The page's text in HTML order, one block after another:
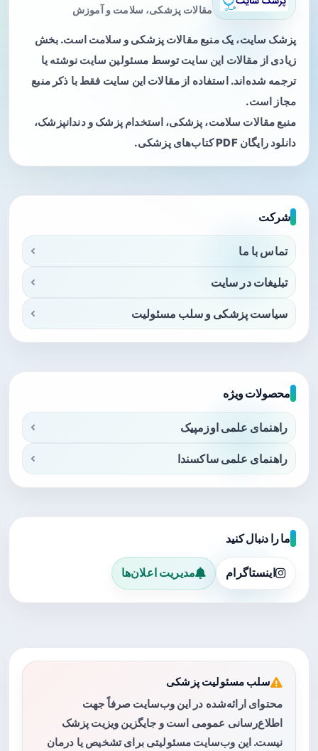
مقالات پزشکی، سلامت و آموزش
پزشک سایت، یک منبع مقالات پزشکی و سلامت است. بخش
زیادی از مقالات این سایت توسط مسئولین سایت نوشته یا
ترجمه شده‌اند. استفاده از مقالات این سایت فقط با ذکر منبع
مجاز است.
منبع مقالات سلامت، پزشکی، استخدام پزشک و دندانپزشک،
دانلود رایگان PDF کتاب‌های پزشکی.
شرکت
تماس با ما
تبلیغات در سایت
سیاست پزشکی و سلب مسئولیت
محصولات ویژه
راهنمای علمی اوزمپیک
راهنمای علمی ساکسندا
ما را دنبال کنید
اینستاگرام مدیریت اعلان‌ها
سلب مسئولیت پزشکی
محتوای ارائه‌شده در این وب‌سایت صرفاً جهت
اطلاع‌رسانی عمومی است و جایگزین ویزیت پزشک
نیست. این وب‌سایت مسئولیتی برای تشخیص یا درمان